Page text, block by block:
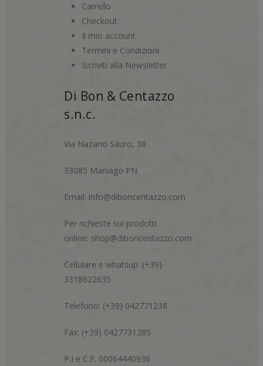
Carrello
Checkout
Il mio account
Termini e Condizioni
Iscriviti alla Newsletter
Di Bon & Centazzo
s.n.c.
Via Nazario Sauro, 38
33085 Maniago PN
Email: info@diboncentazzo.com
Per richieste sui prodotti
online: shop@diboncentazzo.com
Cellulare e whatsup: (+39)
3318622635
Telefono: (+39) 042771238
Fax: (+39) 0427731285
P.I e C.F. 00064440936